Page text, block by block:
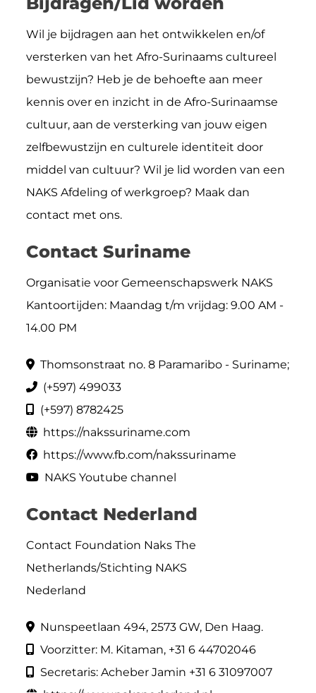
Wil je bijdragen aan het ontwikkelen en/of
versterken van het Afro-Surinaams cultureel
bewustzijn? Heb je de behoefte aan meer
kennis over en inzicht in de Afro-Surinaamse
cultuur, aan de versterking van jouw eigen
zelfbewustzijn en culturele identiteit door
middel van cultuur? Wil je lid worden van een
NAKS Afdeling of werkgroep? Maak dan
contact met ons.
Contact Suriname
Organisatie voor Gemeenschapswerk NAKS
Kantoortijden: Maandag t/m vrijdag: 9.00 AM -
14.00 PM
Thomsonstraat no. 8 Paramaribo - Suriname;
(+597) 499033
(+597) 8782425
https://nakssuriname.com
https://www.fb.com/nakssuriname
NAKS Youtube channel
Contact Nederland
Contact Foundation Naks The
Netherlands/Stichting NAKS
Nederland
Nunspeetlaan 494, 2573 GW, Den Haag.
Voorzitter: M. Kitaman, +31 6 44702046
Secretaris: Acheber Jamin +31 6 31097007